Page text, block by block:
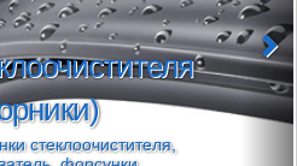
стеклоочистителя,